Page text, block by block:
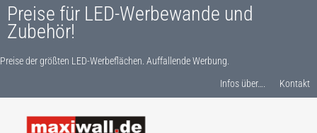
Preise für LED-Werbewande und
Zubehör!
Preise der größten LED-Werbeflächen. Auffallende Werbung.
Infos über….
Kontakt